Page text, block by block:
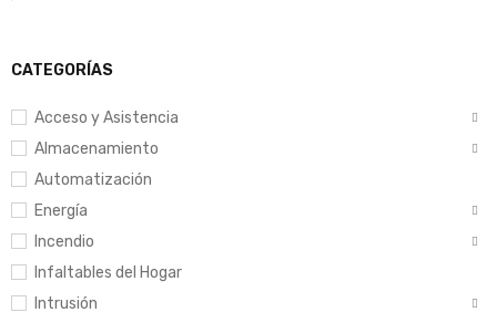
CATEGORÍAS
Acceso y Asistencia
Almacenamiento
Automatización
Energía
Incendio
Infaltables del Hogar
Intrusión